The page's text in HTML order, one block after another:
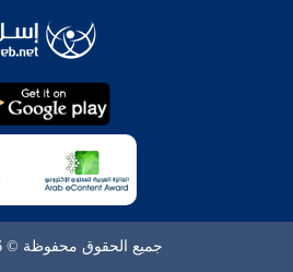
جميع الحقوق محفوظة © 2026 - 1998 لشبكة إسلام ويب